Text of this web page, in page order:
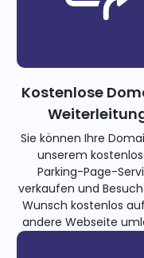
Kostenlose
Sie können Ihre
unserem
Parking-Page-
verkaufen und
Wunsch kostenlos
andere Webseite